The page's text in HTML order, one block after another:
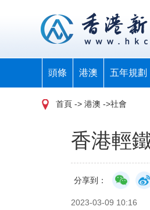
頭條 港澳 五年規劃
首頁 -> 港澳 ->社會
香港輕
分享到：
2023-03-09 10:16